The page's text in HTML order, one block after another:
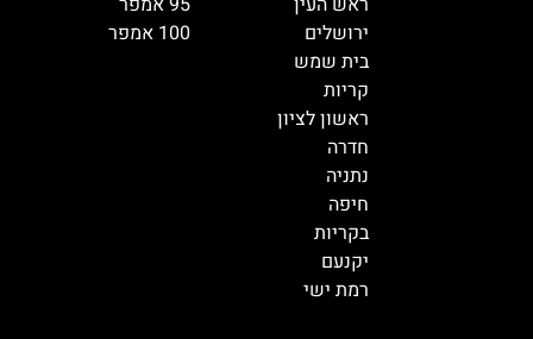
100 אמפר
ירושלים
בית שמש
קריות
ראשון לציון
חדרה
נתניה
חיפה
בקריות
יקנעם
רמת ישי